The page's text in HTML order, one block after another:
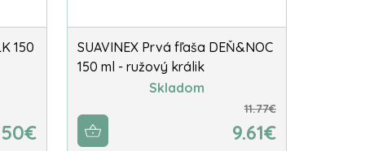
150
SUAVINEX Prvá fľaša DEŇ&NOC
150 ml - ružový králik
Skladom
11.77€
9.61€